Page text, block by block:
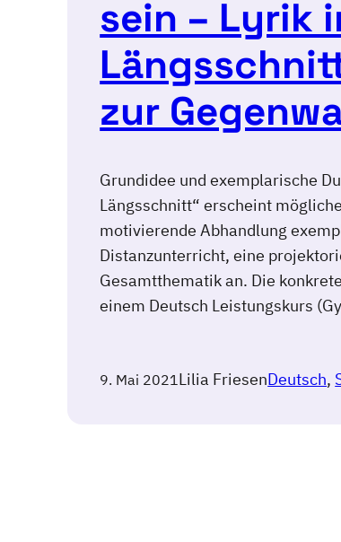
sein – Lyrik
zur
Grundidee und exemplarische
Längsschnitt“ erscheint
motivierende Abhandlung
Distanzunterricht, eine
Gesamtthematik an. Die
einem Deutsch Leistungskurs
9. Mai 2021 Lilia FriesenDeutsch,